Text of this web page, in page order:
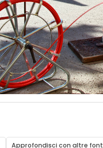
Approfondisci con altre